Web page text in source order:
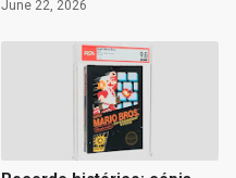
June 22, 2026